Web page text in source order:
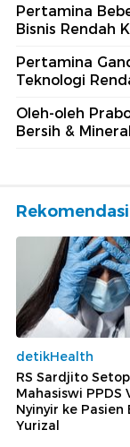
Pertamina
Bisnis Rendah
Pertamina
Teknologi
Oleh-oleh
Bersih & Mineral
Rekomendasi
detikHealth
RS Sardjito
Mahasiswi PPDS
Nyinyir ke Pasien
Yurizal